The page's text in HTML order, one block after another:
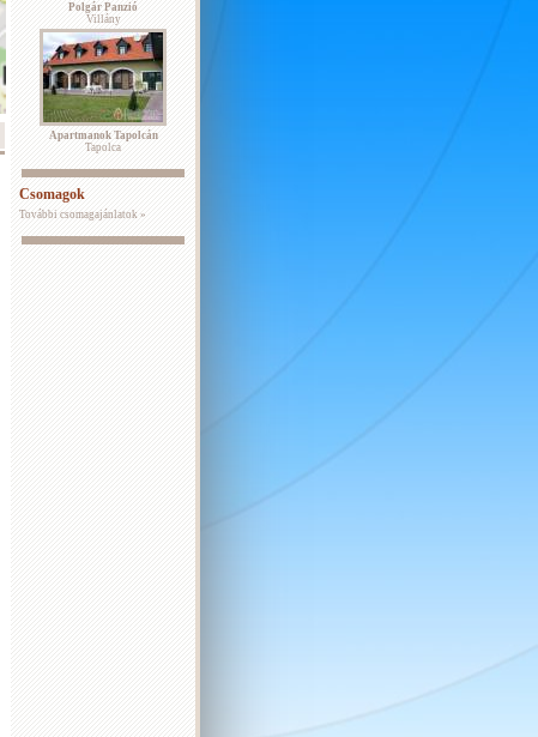
Polgár Panzió
Villány
Apartmanok Tapolcán
Tapolca
Csomagok
További csomagajánlatok »